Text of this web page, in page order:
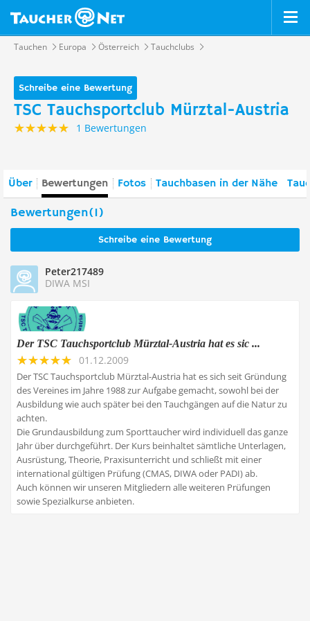
Tauchen Europa Österreich Tauchclubs
Schreibe eine Bewertung
TSC Tauchsportclub Mürztal-Austria
1 Bewertungen
Über Bewertungen Fotos Tauchbasen in der Nähe
Bewertungen(1)
Schreibe eine Bewertung
Peter217489
DIWA MSI
Der TSC Tauchsportclub Mürztal-Austria hat es sic ...
01.12.2009
Der TSC Tauchsportclub Mürztal-Austria hat es sich seit Gründung
des Vereines im Jahre 1988 zur Aufgabe gemacht, sowohl bei der
Ausbildung wie auch später bei den Tauchgängen auf die Natur zu
achten.
Die Grundausbildung zum Sporttaucher wird individuell das ganze
Jahr über durchgeführt. Der Kurs beinhaltet sämtliche Unterlagen,
Ausrüstung, Theorie, Praxisunterricht und schließt mit einer
international gültigen Prüfung (CMAS, DIWA oder PADI) ab.
Auch können wir unseren Mitgliedern alle weiteren Prüfungen
sowie Spezialkurse anbieten.